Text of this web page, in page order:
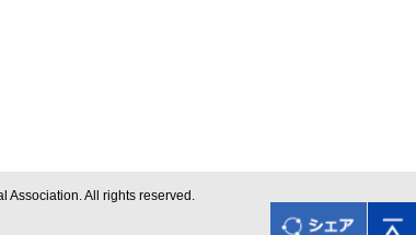
All rights reserved.